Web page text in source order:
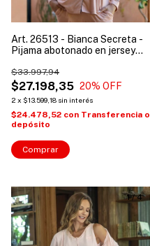
Art. 26513 - Bianca Secreta -
Pijama abotonado en jersey
bordado
$27.198,35
$33.997,94
20% OFF
2 x $13.599,18 sin interés
$24.478,52 con Transferencia o
depósito
Comprar
1/4